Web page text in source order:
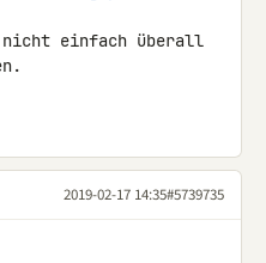
nicht einfach überall
2019-02-17 14:35#5739735